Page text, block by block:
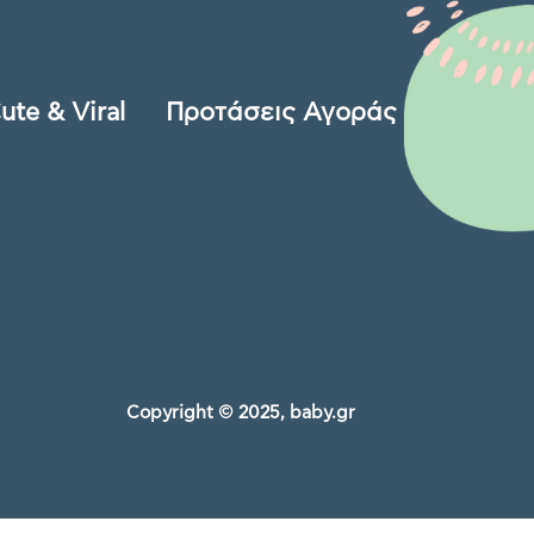
& Viral Προτάσεις Αγοράς
Copyright © 2025, baby.gr